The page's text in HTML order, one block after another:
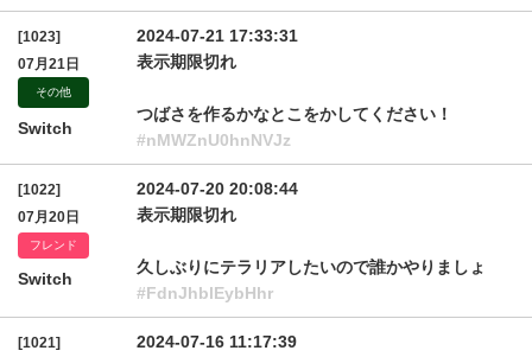
[1023]
07月21日
その他
Switch
2024-07-21 17:33:31
表示期限切れ
つばさを作るかなとこをかしてください！
#nMWZnU0hnNVJz
[1022]
07月20日
フレンド
Switch
2024-07-20 20:08:44
表示期限切れ
久しぶりにテラリアしたいので誰かやりましょ
#FdnJhblEybHhr
[1021]
2024-07-16 11:17:39